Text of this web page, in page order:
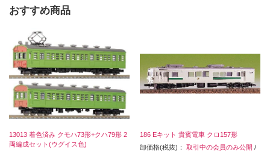
おすすめ商品
13013 着色済み クモハ73形+クハ79形 2
両編成セット(ウグイス色)
186 Eキット 貴賓電車 クロ157形
卸価格(税抜)：取引中の会員のみ公開 /